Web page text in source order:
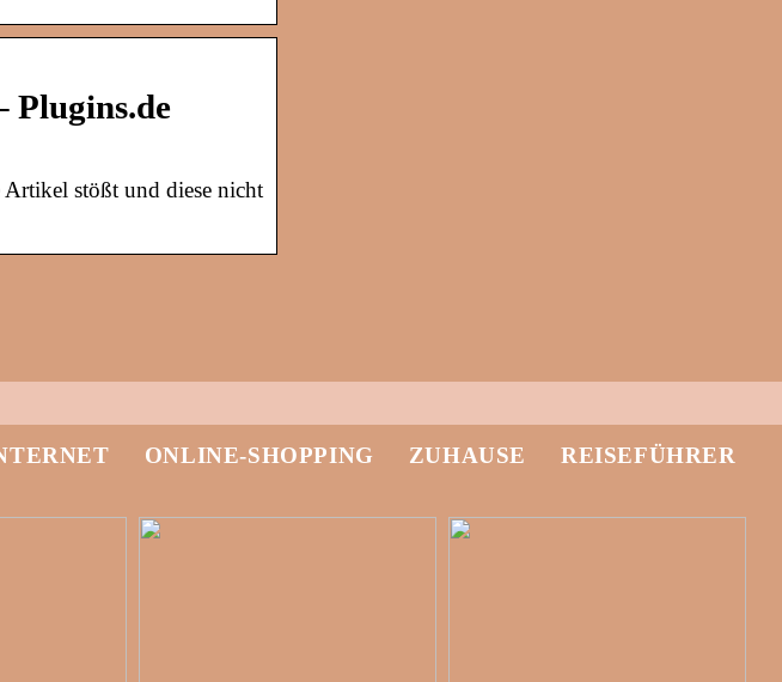
Plugins.de
stößt und diese nicht
ONLINE-SHOPPING ZUHAUSE REISEFÜHRER